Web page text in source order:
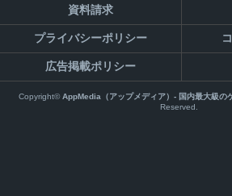
資料請求
プライバシーポリシー
広告掲載ポリシー
Copyright©AppMedia（アップメディア）- 国内最大級の
Reserved.